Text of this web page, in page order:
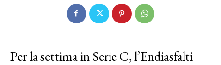
Per la settima in Serie C, l’Endiasfalti